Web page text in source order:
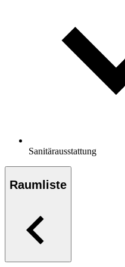
Sanitärausstattung
Raumliste